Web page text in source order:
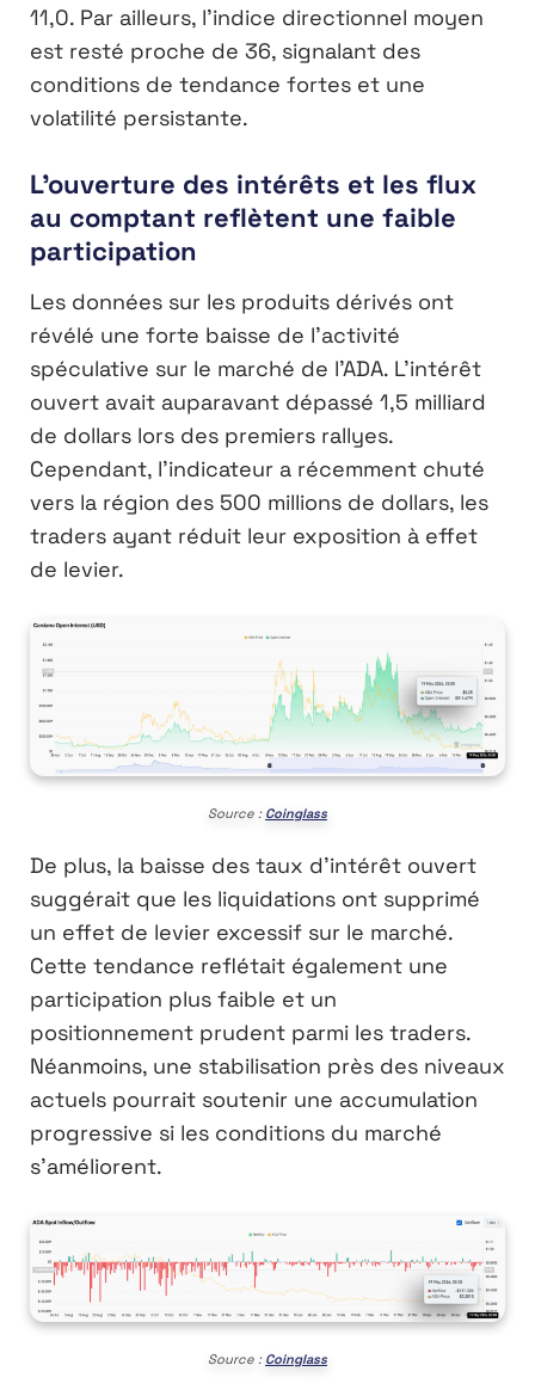
11,0. Par ailleurs, l’indice directionnel moyen
est resté proche de 36, signalant des
conditions de tendance fortes et une
volatilité persistante.
L’ouverture des intérêts et les flux
au comptant reflètent une faible
participation
Les données sur les produits dérivés ont
révélé une forte baisse de l’activité
spéculative sur le marché de l’ADA. L’intérêt
ouvert avait auparavant dépassé 1,5 milliard
de dollars lors des premiers rallyes.
Cependant, l’indicateur a récemment chuté
vers la région des 500 millions de dollars, les
traders ayant réduit leur exposition à effet
de levier.
Source : Coinglass
De plus, la baisse des taux d’intérêt ouvert
suggérait que les liquidations ont supprimé
un effet de levier excessif sur le marché.
Cette tendance reflétait également une
participation plus faible et un
positionnement prudent parmi les traders.
Néanmoins, une stabilisation près des niveaux
actuels pourrait soutenir une accumulation
progressive si les conditions du marché
s’améliorent.
Source : Coinglass